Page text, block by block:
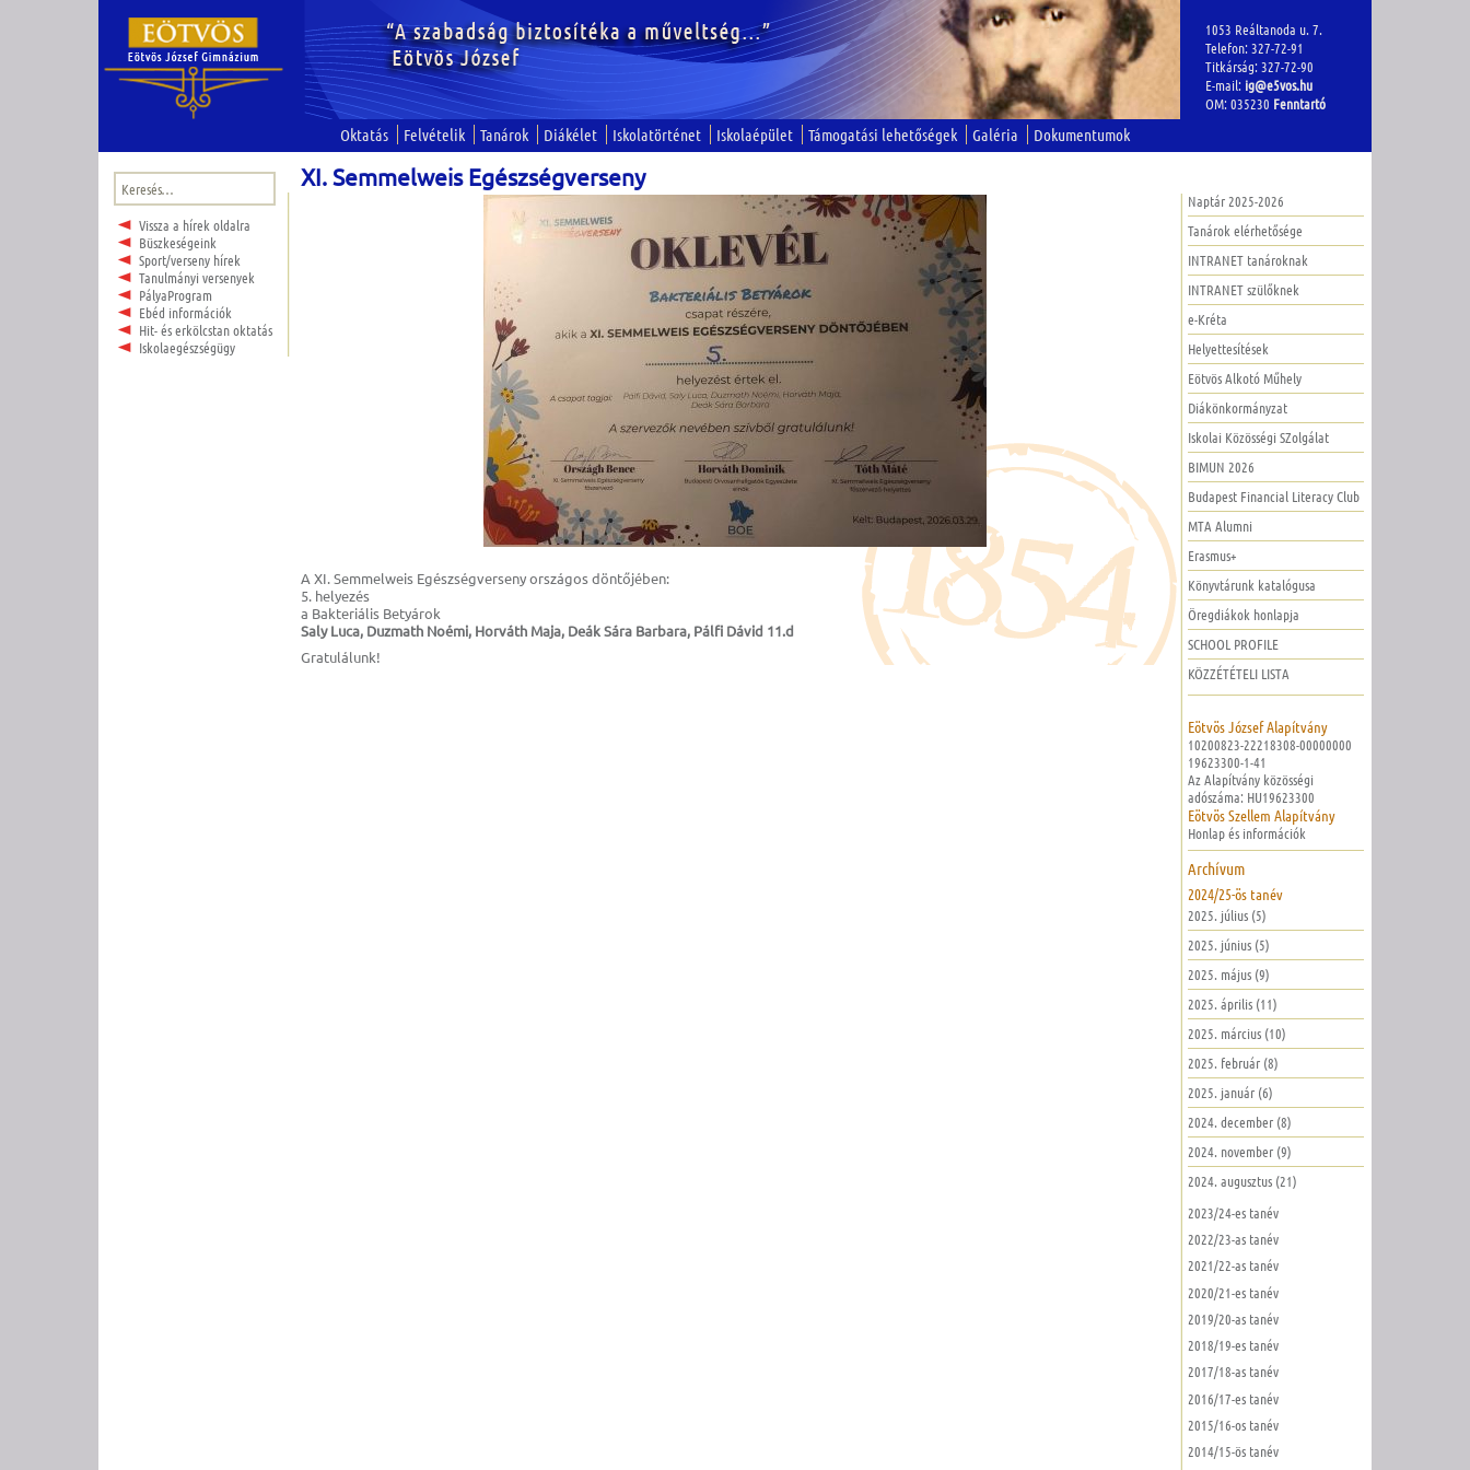
1053 Reáltanoda u. 7.
Telefon: 327-72-91
Titkárság: 327-72-90
E-mail: ig@e5vos.hu
OM: 035230 Fenntartó
Oktatás Felvételik Tanárok Diákélet Iskolatörténet Iskolaépület Támogatási lehetőségek Galéria Dokumentumok
Keresés:
Vissza a hírek oldalra
Büszkeségeink
Sport/verseny hírek
Tanulmányi versenyek
PályaProgram
Ebéd információk
Hit- és erkölcstan oktatás
Iskolaegészségügy
XI. Semmelweis Egészségverseny
A XI. Semmelweis Egészségverseny országos döntőjében:
5. helyezés
a Bakteriális Betyárok
Saly Luca, Duzmath Noémi, Horváth Maja, Deák Sára Barbara, Pálfi Dávid 11.d
Gratulálunk!
Naptár 2025-2026
Tanárok elérhetősége
INTRANET tanároknak
INTRANET szülőknek
e-Kréta
Helyettesítések
Eötvös Alkotó Műhely
Diákönkormányzat
Iskolai Közösségi SZolgálat
BIMUN 2026
Budapest Financial Literacy Club
MTA Alumni
Erasmus+
Könyvtárunk katalógusa
Öregdiákok honlapja
SCHOOL PROFILE
KÖZZÉTÉTELI LISTA
Eötvös József Alapítvány
10200823-22218308-00000000
19623300-1-41
Az Alapítvány közösségi
adószáma: HU19623300
Eötvös Szellem Alapítvány
Honlap és információk
Archívum
2024/25-ös tanév
2025. július (5)
2025. június (5)
2025. május (9)
2025. április (11)
2025. március (10)
2025. február (8)
2025. január (6)
2024. december (8)
2024. november (9)
2024. augusztus (21)
2023/24-es tanév
2022/23-as tanév
2021/22-as tanév
2020/21-es tanév
2019/20-as tanév
2018/19-es tanév
2017/18-as tanév
2016/17-es tanév
2015/16-os tanév
2014/15-ös tanév